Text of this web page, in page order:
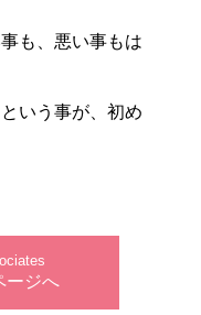
も、悪い事もは
いう事が、初め
ージへ